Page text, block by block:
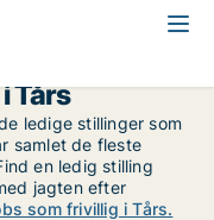
Tårs
ledige stillinger som
samlet de fleste
en ledig stilling
jagten efter
som frivillig i Tårs.